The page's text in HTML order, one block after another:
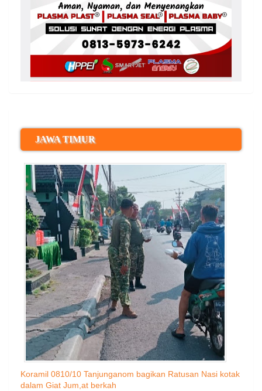
JAWA TIMUR
Koramil 0810/10 Tanjunganom bagikan Ratusan Nasi kotak
dalam Giat Jum,at berkah